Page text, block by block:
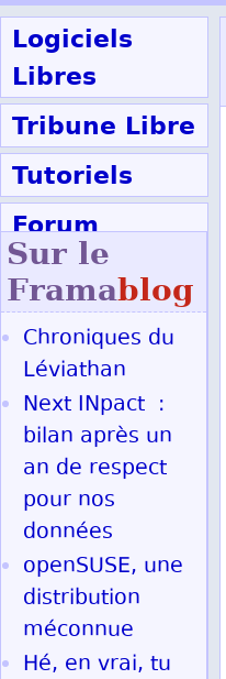
Logiciels
Libres
Tribune Libre
Tutoriels
Forum
Participer
Sur le
Framablog
Chroniques du
Léviathan
Next INpact :
bilan après un
an de respect
pour nos
données
openSUSE, une
distribution
méconnue
Hé, en vrai, tu